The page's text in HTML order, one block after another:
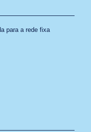
para a rede fixa